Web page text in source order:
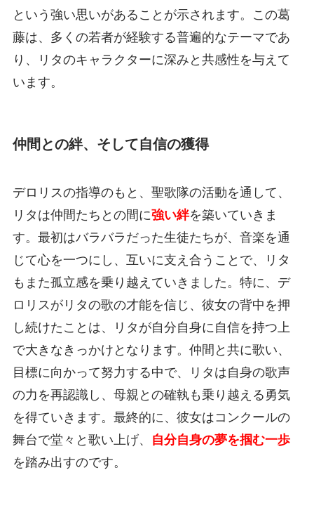
という強い思いがあることが示されます。この葛
藤は、多くの若者が経験する普遍的なテーマであ
り、リタのキャラクターに深みと共感性を与えて
います。
仲間との絆、そして自信の獲得
デロリスの指導のもと、聖歌隊の活動を通して、
リタは仲間たちとの間に強い絆を築いていきま
す。最初はバラバラだった生徒たちが、音楽を通
じて心を一つにし、互いに支え合うことで、リタ
もまた孤立感を乗り越えていきました。特に、デ
ロリスがリタの歌の才能を信じ、彼女の背中を押
し続けたことは、リタが自分自身に自信を持つ上
で大きなきっかけとなります。仲間と共に歌い、
目標に向かって努力する中で、リタは自身の歌声
の力を再認識し、母親との確執も乗り越える勇気
を得ていきます。最終的に、彼女はコンクールの
舞台で堂々と歌い上げ、
自分自身の夢を掴む一歩
を踏み出すのです。